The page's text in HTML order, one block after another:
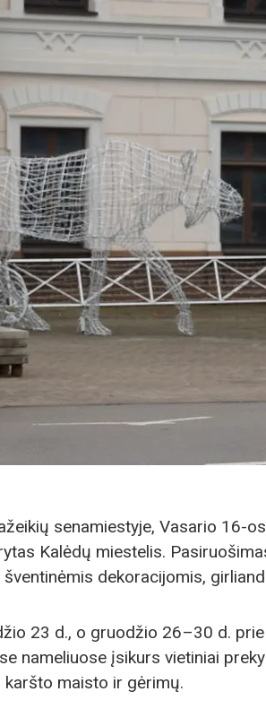
senamiestyje, Vasario 16-
Kalėdų miestelis.
dekoracijomis,
23 d., o gruodžio 26–30 d. prie
nameliuose įsikurs vietiniai
karšto maisto ir gėrimų.